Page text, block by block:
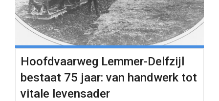
Hoofdvaarweg Lemmer-Delfzijl
bestaat 75 jaar: van handwerk tot
vitale levensader